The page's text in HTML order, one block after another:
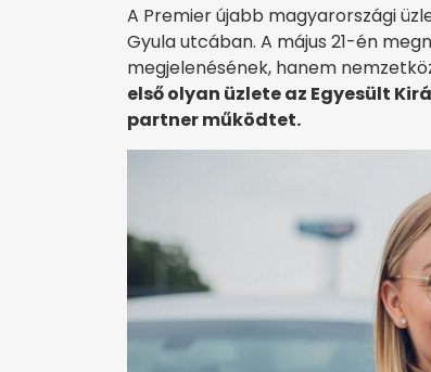
A Premier újabb magyarországi
Gyula utcában. A május 21-én
megjelenésének, hanem
első olyan üzlete az Egyesült
partner működtet.